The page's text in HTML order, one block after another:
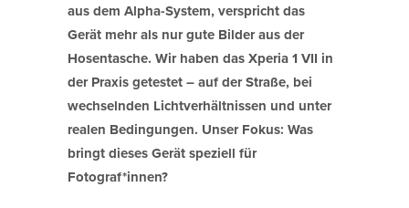
aus dem Alpha-System, verspricht das
Gerät mehr als nur gute Bilder aus der
Hosentasche. Wir haben das Xperia 1 VII in
der Praxis getestet – auf der Straße, bei
wechselnden Lichtverhältnissen und unter
realen Bedingungen. Unser Fokus: Was
bringt dieses Gerät speziell für
Fotograf*innen?